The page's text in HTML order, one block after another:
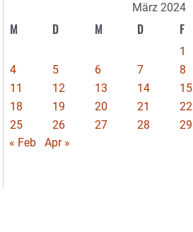
März 2024
M D M D F
1
4
5 6 7 8
11
12 13 14 15
18
19 20 21 22
25
26 27 28 29
« Feb
Apr »